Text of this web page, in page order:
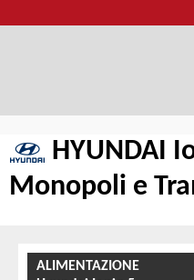
HYUNDAI
Monopoli e
ALIMENTAZIONE